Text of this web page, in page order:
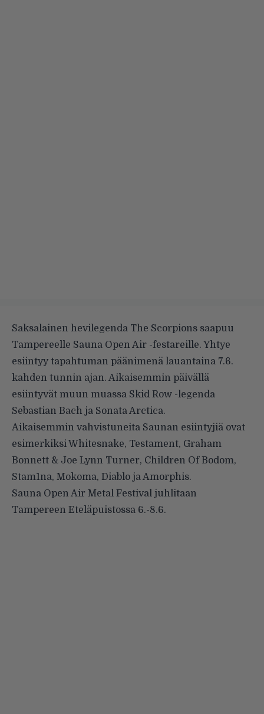
Saksalainen hevilegenda The Scorpions saapuu
Tampereelle Sauna Open Air -festareille. Yhtye
esiintyy tapahtuman päänimenä lauantaina 7.6.
kahden tunnin ajan. Aikaisemmin päivällä
esiintyvät muun muassa Skid Row -legenda
Sebastian Bach ja Sonata Arctica.
Aikaisemmin vahvistuneita Saunan esiintyjiä ovat
esimerkiksi Whitesnake, Testament, Graham
Bonnett & Joe Lynn Turner, Children Of Bodom,
Stam1na, Mokoma, Diablo ja Amorphis.
Sauna Open Air Metal Festival juhlitaan
Tampereen Eteläpuistossa 6.-8.6.